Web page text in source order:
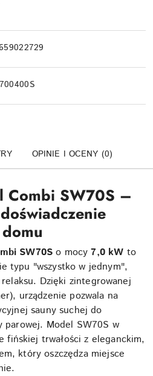
OPINIE I OCENY (0)
Combi SW70S –
SW70S o mocy 7,0 kW to
typu "wszystko w jednym",
Dzięki zintegrowanej
urządzenie pozwala na
sauny suchej do
parowej. Model SW70S w
fińskiej trwałości z eleganckim,
który oszczędza miejsce